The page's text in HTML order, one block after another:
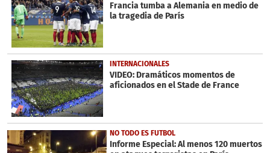
Francia tumba a Alemania en medio de
la tragedia de París
INTERNACIONALES
VIDEO: Dramáticos momentos de
aficionados en el Stade de France
NO TODO ES FUTBOL
Informe Especial: Al menos 120 muertos